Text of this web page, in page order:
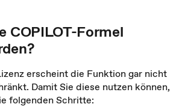
COPILOT-Formel
erscheint die Funktion gar nicht
Damit Sie diese nutzen können,
folgenden Schritte: